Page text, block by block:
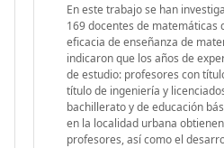
En este trabajo se han
169 docentes de matemáticas
eficacia de enseñanza de
indicaron que los años de
de estudio: profesores con
título de ingeniería y
bachillerato y de educación
en la localidad urbana
profesores, así como el